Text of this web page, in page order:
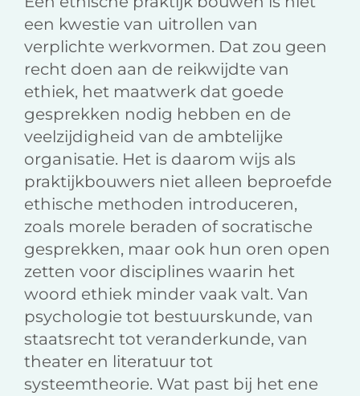
een kwestie van uitrollen van
verplichte werkvormen. Dat zou geen
recht doen aan de reikwijdte van
ethiek, het maatwerk dat goede
gesprekken nodig hebben en de
veelzijdigheid van de ambtelijke
organisatie. Het is daarom wijs als
praktijkbouwers niet alleen beproefde
ethische methoden introduceren,
zoals morele beraden of socratische
gesprekken, maar ook hun oren open
zetten voor disciplines waarin het
woord ethiek minder vaak valt. Van
psychologie tot bestuurskunde, van
staatsrecht tot veranderkunde, van
theater en literatuur tot
systeemtheorie. Wat past bij het ene